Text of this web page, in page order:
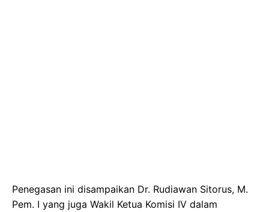
Penegasan ini disampaikan Dr. Rudiawan Sitorus, M.
Pem. I yang juga Wakil Ketua Komisi IV dalam